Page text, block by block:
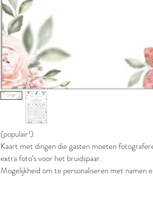
(populair!)
Kaart met dingen die gasten moeten
extra foto’s voor het bruidspaar.
Mogelijkheid om te personaliseren met namen